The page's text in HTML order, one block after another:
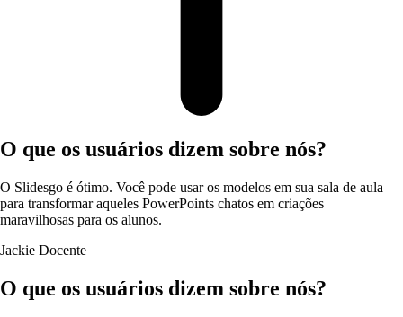
O que os usuários dizem sobre nós?
O Slidesgo é ótimo. Você pode usar os modelos em sua sala de aula
para transformar aqueles PowerPoints chatos em criações
maravilhosas para os alunos.
Jackie Docente
O que os usuários dizem sobre nós?